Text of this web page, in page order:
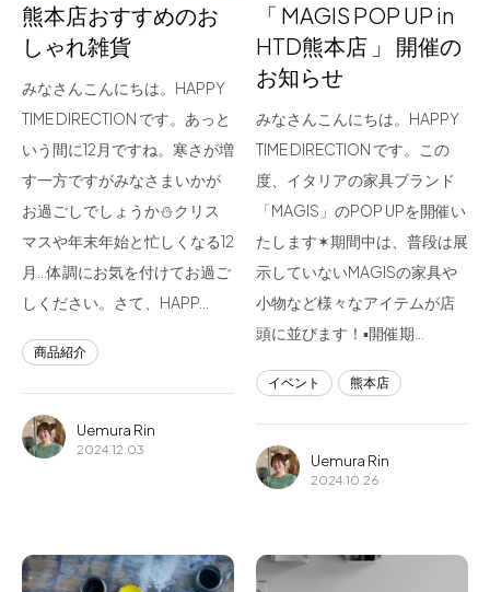
熊本店おすすめのお
しゃれ雑貨
みなさんこんにちは。HAPPY
TIME DIRECTION です。あっと
いう間に12月ですね。寒さが増
す一方ですがみなさまいかが
お過ごしでしょうか⛄クリス
マスや年末年始と忙しくなる12
月…体調にお気を付けてお過ご
しください。さて、HAPP…
商品紹介
Uemura Rin
2024.12.03
「 MAGIS POP UP in
HTD熊本店 」 開催の
お知らせ
みなさんこんにちは。HAPPY
TIME DIRECTION です。この
度、イタリアの家具ブランド
「MAGIS」のPOP UPを開催い
たします✶期間中は、普段は展
示していないMAGISの家具や
小物など様々なアイテムが店
頭に並びます！▪開催期…
イベント 熊本店
Uemura Rin
2024.10.26